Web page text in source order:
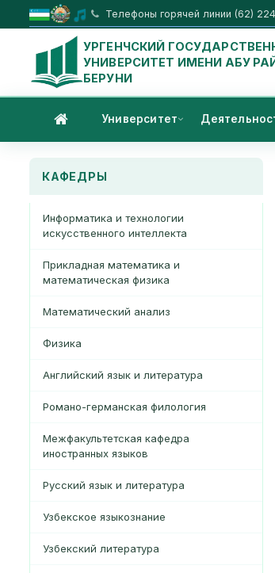
Телефоны горячей линии (62)
УРГЕНЧСКИЙ
УНИВЕРСИТЕТ ИМЕНИ АБУ
БЕРУНИ
Университет
КАФЕДРЫ
Информатика и технологии
искусственного интеллекта
Прикладная математика и
математическая физика
Математический анализ
Физика
Английский язык и литература
Романо-германская филология
Межфакультетская кафедра
иностранных языков
Русский язык и литература
Узбекское языкознание
Узбекский литература